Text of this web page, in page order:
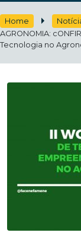
Home
AGRONOMIA:
Tecnologia no